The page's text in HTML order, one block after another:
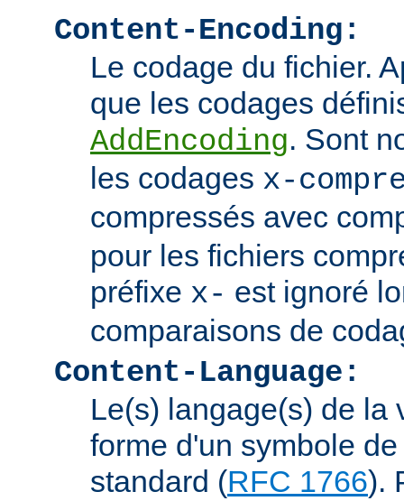
Content-Encoding:
Le codage du fichier.
que les codages
AddEncoding. Sont
les codages x-
compressés avec
pour les fichiers
préfixe x- est ignoré
comparaisons de
Content-Language:
Le(s) langage(s) de la
forme d'un symbole
standard (RFC 1766).